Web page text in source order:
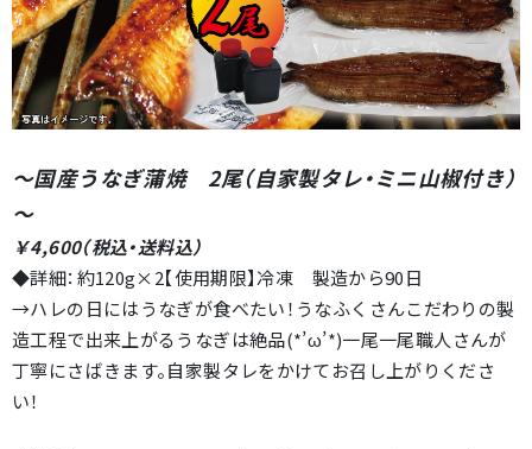
～国産うなぎ蒲焼 2尾（自家製タレ・ミニ山椒付き）
～
￥4,600（税込・送料込）
◆詳細：約120g×2【使用期限】冷凍 製造から90日
→ハレの日にはうなぎが食べたい！うなふくさんこだわりの製
造工程で出来上がるうなぎは絶品(*’ω’*)一尾一尾職人さんが
丁寧にさばきます。自家製タレをかけてお召し上がりくださ
い！